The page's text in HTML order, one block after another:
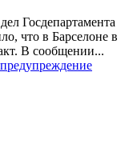
Госдепартамента
что в Барселоне в
В сообщении...
предупреждение